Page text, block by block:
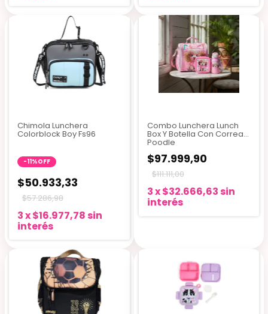
Chimola Lunchera
Colorblock Boy Fs96
-11%OFF
$50.933,33
$57.286,98
3x$16.977,78 sin
interés
Combo Lunchera Lunch
Box Y Botella Con Correa
Poodle
$97.999,90
$111.111,00
3x$32.666,63 sin
interés